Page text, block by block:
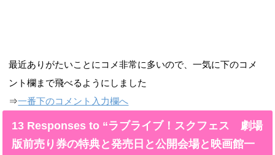
最近ありがたいことにコメ非常に多いので、一気に下のコメ
ント欄まで飛べるようにしました
⇒一番下のコメント入力欄へ
13 Responses to “ラブライブ！スクフェス 劇場
版前売り券の特典と発売日と公開会場と映画館一